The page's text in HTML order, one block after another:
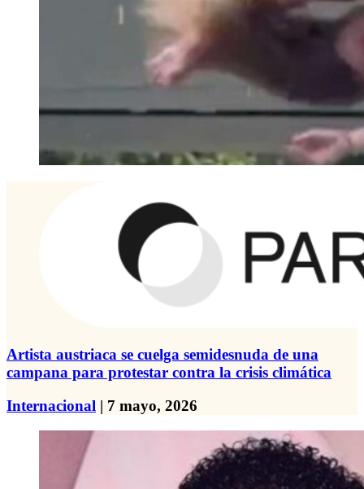
Artista austriaca se cuelga semidesnuda de una
campana para protestar contra la crisis climática
Internacional | 7 mayo, 2026